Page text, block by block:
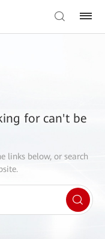
for can't be
links below, or search